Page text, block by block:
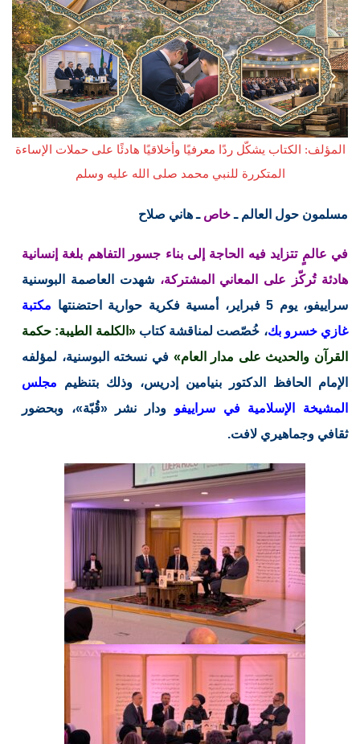
المؤلف: الكتاب يشكّل ردًا معرفيًا وأخلاقيًا هادئًا على حملات الإساءة
المتكررة للنبي محمد صلى الله عليه وسلم
مسلمون حول العالم ـخاص ـ هاني صلاح
في عالمٍ تتزايد فيه الحاجة إلى بناء جسور التفاهم بلغة إنسانية
هادئة تُركّز على المعاني المشتركة، شهدت العاصمة البوسنية
سراييفو، يوم 5 فبراير، أمسية فكرية حوارية احتضنتها
مكتبة
غازي خسرو بك، خُصّصت لمناقشة كتاب«الكلمة الطيبة: حكمة
القرآن والحديث على مدار العام» في نسخته البوسنية، لمؤلفه
الإمام الحافظ الدكتور بنيامين إدريس، وذلك بتنظيم مجلس
المشيخة الإسلامية في سراييفو ودار نشر «قُبّة»، وبحضور
ثقافي وجماهيري لافت.